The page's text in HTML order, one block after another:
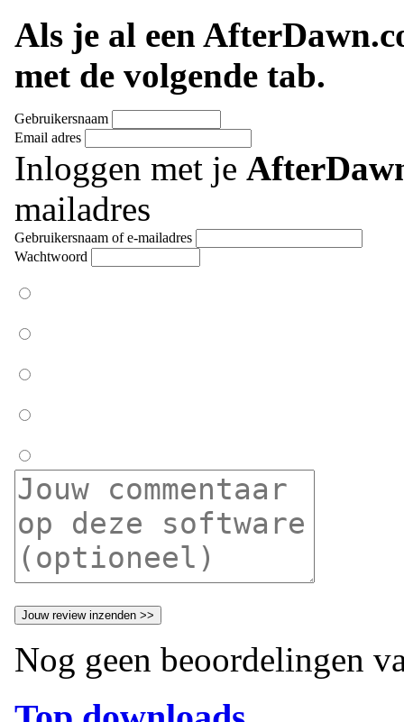
Als je al een
met de volgende tab.
Gebruikersnaam
Email adres
Inloggen met je
mailadres
Gebruikersnaam of e-mailadres
Wachtwoord
Nog geen beoordelingen